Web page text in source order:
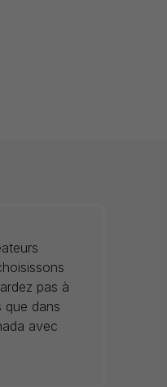
pas à
que dans
avec